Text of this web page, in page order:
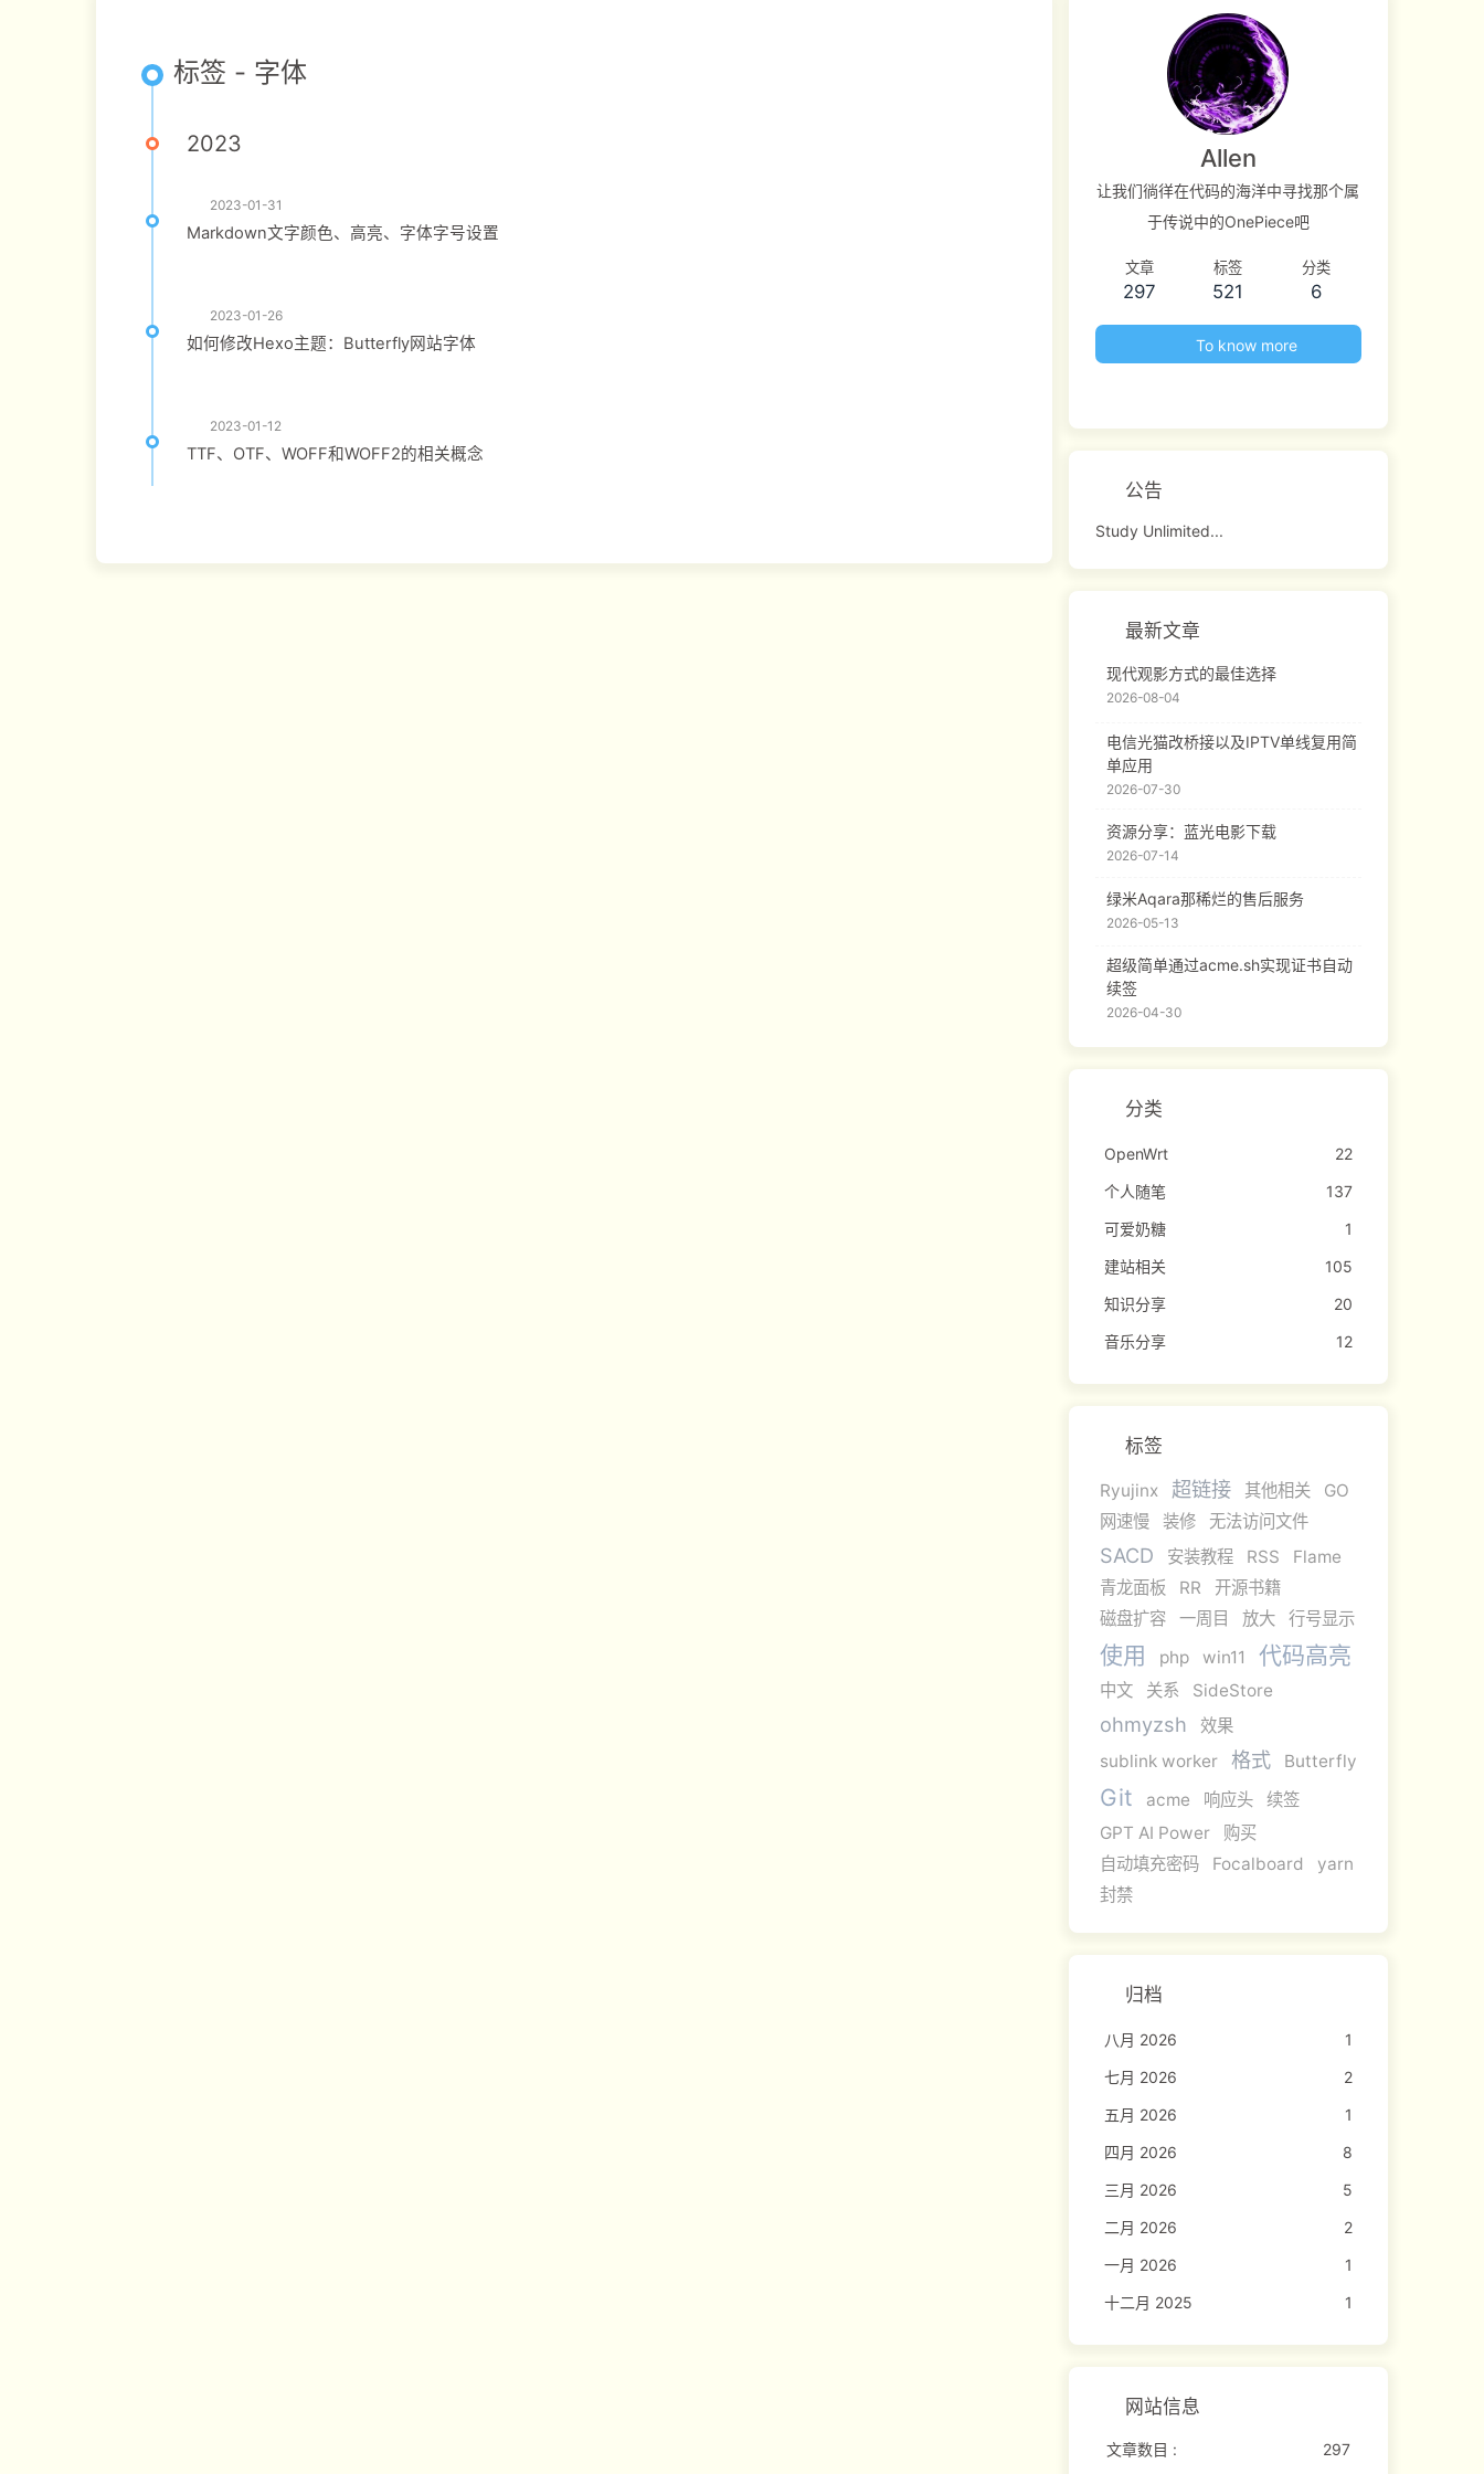
标签 - 字体
2023
2023-01-31
Markdown文字颜色、高亮、字体字号设置
2023-01-26
如何修改Hexo主题：Butterfly网站字体
2023-01-12
TTF、OTF、WOFF和WOFF2的相关概念
Allen
让我们徜徉在代码的海洋中寻找那个属
于传说中的OnePiece吧
文章
297
标签
521
分类
6
To know more
公告
Study Unlimited...
最新文章
现代观影方式的最佳选择
2026-08-04
电信光猫改桥接以及IPTV单线复用简
单应用
2026-07-30
资源分享：蓝光电影下载
2026-07-14
绿米Aqara那稀烂的售后服务
2026-05-13
超级简单通过acme.sh实现证书自动
续签
2026-04-30
分类
OpenWrt
22
个人随笔
137
可爱奶糖
1
建站相关
105
知识分享
20
音乐分享
12
标签
Ryujinx 超链接 其他相关
GO
网速慢
装修 无法访问文件
SACD 安装教程 RSS
Flame
青龙面板
RR
开源书籍
磁盘扩容
一周目 放大 行号显示
使用 php win11 代码高亮
中文 关系 SideStore
ohmyzsh
效果
sublink worker
格式 Butterfly
Git acme 响应头
续签
GPT AI Power
购买
自动填充密码
Focalboard
yarn
封禁
归档
八月 2026
1
七月 2026
2
五月 2026
1
四月 2026
8
三月 2026
5
二月 2026
2
一月 2026
1
十二月 2025
1
网站信息
文章数目 :
297